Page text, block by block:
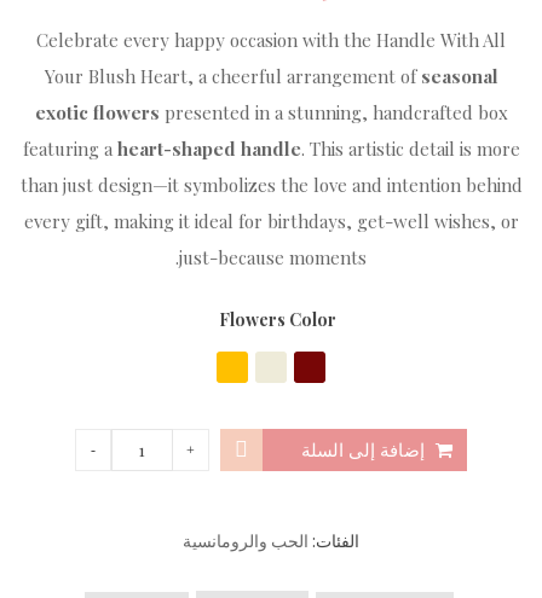
Celebrate every happy occasion with the Handle With All
Your Blush Heart, a cheerful arrangement of seasonal
exotic flowers presented in a stunning, handcrafted box
featuring a heart-shaped handle. This artistic detail is more
than just design—it symbolizes the love and intention behind
every gift, making it ideal for birthdays, get-well wishes, or
just-because moments.
Flowers Color
إضافة إلى السلة
الفئات: الحب والرومانسية